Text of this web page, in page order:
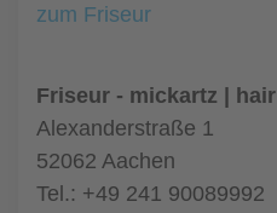
zum Friseur
Friseur - mickartz | hair
Alexanderstraße 1
52062 Aachen
Tel.: +49 241 90089992